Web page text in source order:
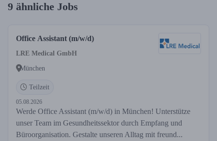
9 ähnliche Jobs
Office Assistant (m/w/d)
LRE Medical GmbH
München
Teilzeit
05.08.2026
Werde Office Assistant (m/w/d) in München! Unterstütze
unser Team im Gesundheitssektor durch Empfang und
Büroorganisation. Gestalte unseren Alltag mit freund...